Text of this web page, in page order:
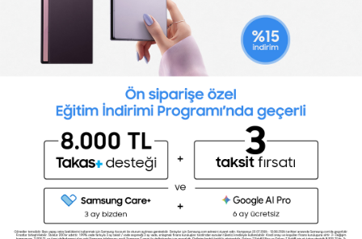
Toptalent Marka ve İnsan Kaynakları Danışmanlığı Limited Şirketi Özel İstihdam Bürosu
Olarak 11 / 11 / 2024 - 10 / 11 / 2027 tarihleri arasında faaliyette bulunmak üzere, Türkiye İş
Kurumu tarafından 05.11.2024 tarih ve 16998526 sayılı karar uyarınca 1251 nolu belge ile faaliyet
göstermektedir.Toptalent İş İlanları için tıklayın. 4904 sayılı kanun uyarınca iş arayanlardan
ücret alınmayacak ve menfaat temin edilmeyecektir.
Türkiye İş Kurumu İstanbul İl Müdürlüğü: 0 212 249 29 87 | Türkiye iş Kurumu İstanbul Çalışma
ve İş Kurumu Bahçelievler Hizmet Merkezi